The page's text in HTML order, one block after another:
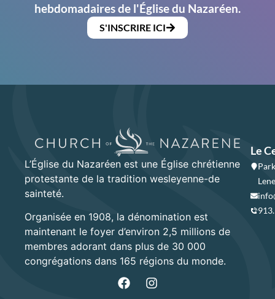
hebdomadaires de l'Église du Nazaréen.
S'INSCRIRE ICI
L’Église du Nazaréen est une Église chrétienne
protestante de la tradition wesleyenne-de
sainteté.
Organisée en 1908, la dénomination est
maintenant le foyer d’environ 2,5 millions de
membres adorant dans plus de 30 000
congrégations dans 165 régions du monde.
Le